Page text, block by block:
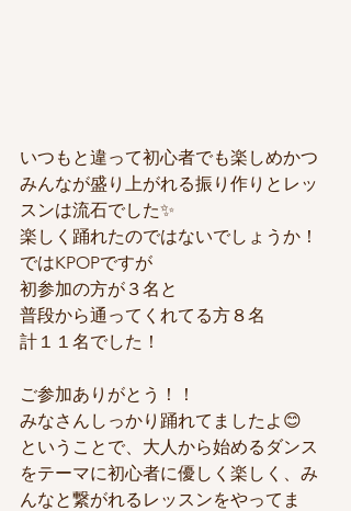
いつもと違って初心者でも楽しめかつ
みんなが盛り上がれる振り作りとレッ
スンは流石でした✨
楽しく踊れたのではないでしょうか！
ではKPOPですが
初参加の方が３名と
普段から通ってくれてる方８名
計１１名でした！
ご参加ありがとう！！
みなさんしっかり踊れてましたよ😊
ということで、大人から始めるダンス
をテーマに初心者に優しく楽しく、み
んなと繋がれるレッスンをやってま